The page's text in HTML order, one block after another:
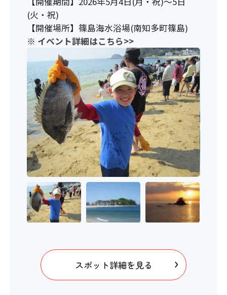
(火・祝)
【開催場所】篠島海水浴場(南知多町篠島)
※ イベント詳細はこちら>>
スポット詳細を見る